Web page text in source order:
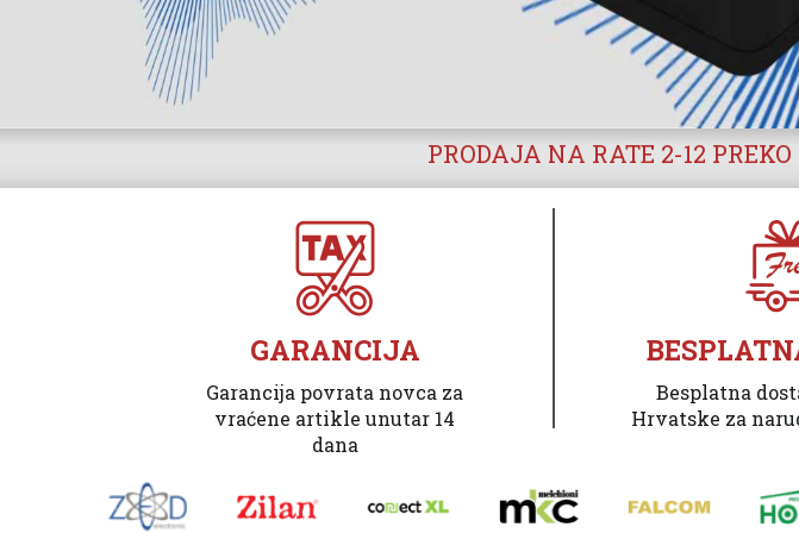
PRODAJA NA RATE 2-12
GARANCIJA
Garancija povrata novca za
vraćene artikle unutar 14
dana
Besplatna
Hrvatske za